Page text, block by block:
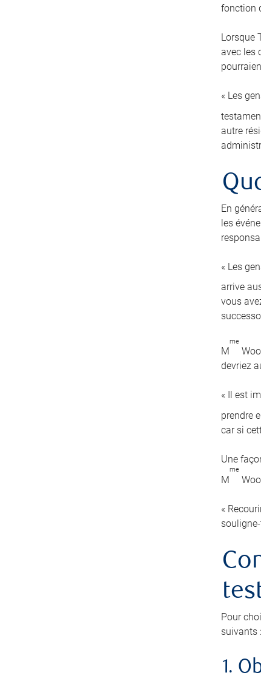
fonction
Lorsque
avec les
« Les
autre
En
les
« Les
arrive
vous
M
me
devriez
« Il est
prendre
car si
Une
M
me
«
Pour
suivants :
1.